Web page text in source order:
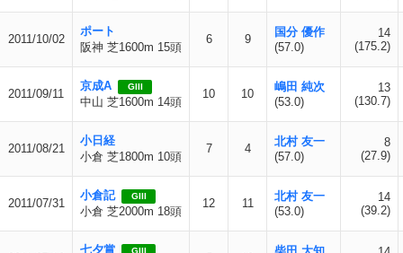
2011/10/02
ポート
阪神 芝1600m 15頭
6 9
国分 優作
(57.0)
14
(175.2)
2011/09/11
京成A GIII
中山 芝1600m 14頭
10 10
嶋田 純次
(53.0)
13
(130.7)
2011/08/21
小日経
小倉 芝1800m 10頭
7 4
北村 友一
(57.0)
8
(27.9)
2011/07/31
小倉記 GIII
小倉 芝2000m 18頭
12 11
北村 友一
(53.0)
14
(39.2)
七夕賞 GIII